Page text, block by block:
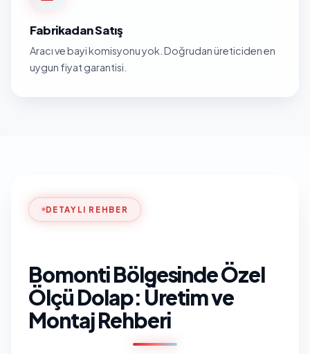
Fabrikadan Satış
Aracı ve bayi komisyonu yok. Doğrudan üreticiden en
uygun fiyat garantisi.
DETAYLI REHBER
Bomonti Bölgesinde Özel
Ölçü Dolap: Üretim ve
Montaj Rehberi